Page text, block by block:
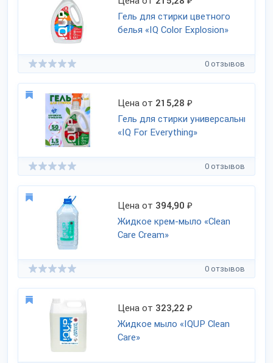
Гель для стирки цветного
белья «IQ Сolor Explosion»
0 отзывов
Цена от 215,28 ₽
Гель для стирки универсальный
«IQ For Everything»
0 отзывов
Цена от 394,90 ₽
Жидкое крем-мыло «Clean
Care Cream»
0 отзывов
Цена от 323,22 ₽
Жидкое мыло «IQUP Clean
Care»